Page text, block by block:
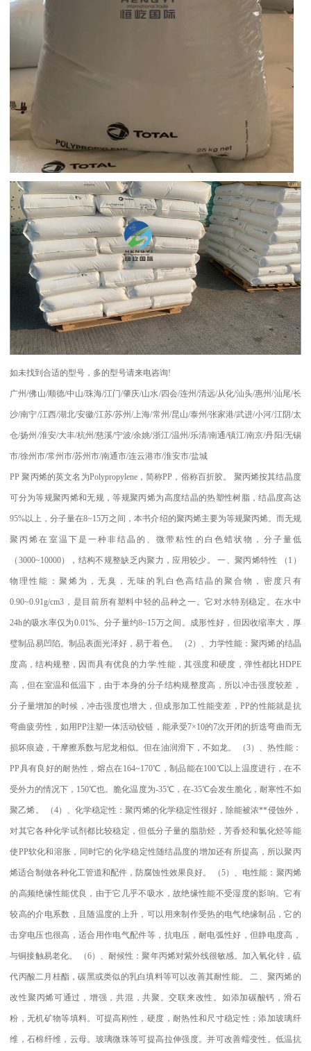
如未找到合适的型号，多的型号请来电咨询!
广州/佛山/顺德/中山/珠海/江门/肇庆/山水/四会/连州 /清远/从化/汕头/惠州/汕尾/长
沙/南宁/江西/湖北/安徽/江苏/苏州/上海/常州 /昆山/泰州 /张家港/武进/小河/江阴/太
仓/扬州 /淮安/大丰/杭州/慈溪/宁波/余姚/浙江/温州 /乐清/南通/镇江/南京/丹阳/无锡
市/徐州市/常州市/苏州市/南通市/连云港市/淮安市/盐城
PP聚丙烯的英文名为Polypropylene，简称PP ，俗称百折胶。 聚丙烯按其结晶度
可分为等规聚丙烯和无规，等规聚丙烯为高度结晶的热塑性树脂，结晶度高达
95%以上，分子量在8~15万之间，本书介绍的聚丙烯主要为等规聚丙烯。而无规
聚丙烯在室温下是一种非结晶的、微带粘性的白色蜡状物，分子量低
（ 3000~10000），结构不规整缺乏内聚力，应用较少。一、聚丙烯特性 （ 1 ）
物理性能：聚烯为，无臭，无味的乳白色高结晶的聚合物，密度只有
0.90~0.91g/cm3 ，是目前所有塑料中轻的品种之一。它对水特别稳定。在水中
24h的吸水率仅为0.01%、分子量约8~15万之间。成形性好，但因收缩率大，厚
璧制品易凹陷。制品表面光泽好，易于着色。 （2）、力学性能：聚丙烯的结晶
度高，结构规整，因而具有优良的力学. 性能，其强度和硬度，弹性都比HDPE
高，但在室温和低温下，由于本身的分子结构规整度高，所以冲击强度较差，
分子量增加的时候，冲击强度也增大，但成形加工性能变差， PP的性能就是抗
弯曲疲劳性，如用PP注塑一体活动铰链，能承受7×10的7次开闭的折迭弯曲而无
损坏痕迹，干摩擦系数与尼龙相似。但在油润滑下，不如龙。 （3）、热性能：
PP具有良好的耐热性，熔点在164~170℃ ，制品能在100℃以上温度进行，在不
受外力的情况下， 150℃也。脆化温度为-35℃，在-35℃会发生脆化，耐寒性不如
聚乙烯。 （4）、化学稳定性：聚丙烯的化学稳定性很好，除能被浓**侵蚀外，
对其它各种化学试剂都比较稳定，但低分子量的脂肪烃，芳香烃和氯化烃等能
使PP软化和溶胀，同时它的化学稳定性随结晶度的增加还有所提高，所以聚丙
烯适合制做各种化工管道和配件，防腐蚀性效果良好。 （5）、电性能：聚丙烯
的高频绝缘性能优良，由于它几乎不吸水，故绝缘性能不受湿度的影响。它有
较高的介电系数，且随温度的上升，可以用来制作受热的电气绝缘制品，它的
击穿电压也很高，适合用作电气配件等，抗电压，耐电弧性好，但静电度高，
与铜接触易老化。 （6）、耐候性：聚年丙烯对紫外线很敏感。加入氧化锌，硫
代丙酸二月桂酯，碳黑或类似的乳白填料等可以改善其耐性能。 二、聚丙烯的
改性聚丙烯可通过，增强，共混，共聚。交联来改性。如添加碳酸钙，滑石
粉，无机矿物等填料。可提高刚性，硬度，耐热性和尺寸稳定性；添加玻璃纤
维，石棉纤维，云母。玻璃微珠等可提高拉伸强度。并可改善蠕变性。低温抗